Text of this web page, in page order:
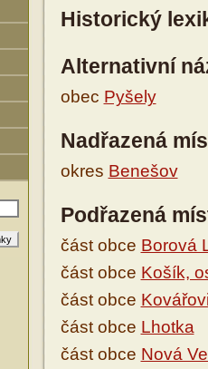
Historický
Alternativní
obec Pyšely
Nadřazená
okres Benešov
Podřazená
část obce Borová
část obce Košík,
část obce
část obce Lhotka
část obce Nová